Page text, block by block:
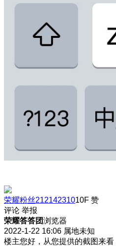
荣耀粉丝21214231010F 赞
评论 举报
荣耀答答团浏览器
2022-1-22 16:06 属地未知
楼主您好，从您提供的截图来